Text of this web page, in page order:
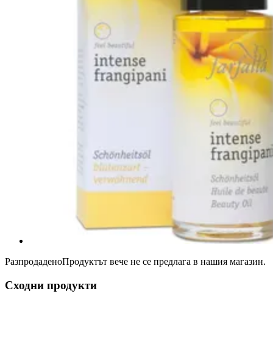
РазпродаденоПродуктът вече не се предлага в нашия магазин.
Сходни продукти